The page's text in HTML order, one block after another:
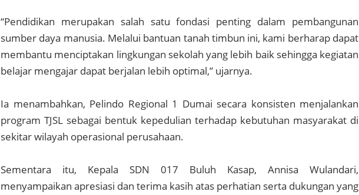
“Pendidikan merupakan salah satu fondasi penting dalam pembangunan
sumber daya manusia. Melalui bantuan tanah timbun ini, kami berharap dapat
membantu menciptakan lingkungan sekolah yang lebih baik sehingga kegiatan
belajar mengajar dapat berjalan lebih optimal,” ujarnya.
Ia menambahkan, Pelindo Regional 1 Dumai secara konsisten menjalankan
program TJSL sebagai bentuk kepedulian terhadap kebutuhan masyarakat di
sekitar wilayah operasional perusahaan.
Sementara itu, Kepala SDN 017 Buluh Kasap, Annisa Wulandari,
menyampaikan apresiasi dan terima kasih atas perhatian serta dukungan yang